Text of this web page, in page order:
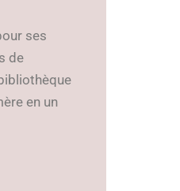
ses
de
en un